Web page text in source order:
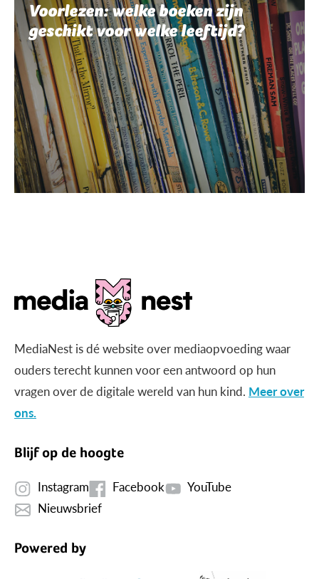
Voorlezen: welke boeken zijn
geschikt voor welke leeftijd?
MediaNest is dé website over mediaopvoeding waar
ouders terecht kunnen voor een antwoord op hun
vragen over de digitale wereld van hun kind. Meer over
ons.
Blijf op de hoogte
Instagram Facebook
YouTube
Nieuwsbrief
Powered by